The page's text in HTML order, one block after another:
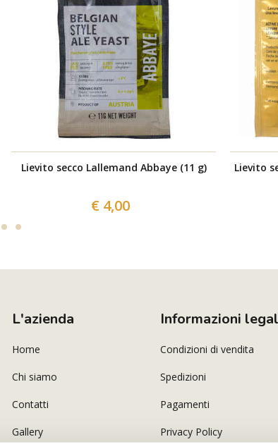
Lievito secco Lallemand Abbaye (11 g)
€ 4,00
Lievito
L'azienda
Home
Chi siamo
Contatti
Gallery
Informazioni
Condizioni di vendita
Spedizioni
Pagamenti
Privacy Policy